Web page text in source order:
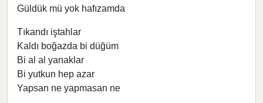
Güldük mü yok hafızamda
Tıkandı iştahlar
Kaldı boğazda bi düğüm
Bi al al yanaklar
Bi yutkun hep azar
Yapsan ne yapmasan ne